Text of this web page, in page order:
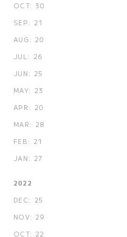
OCT: 30
SEP: 21
AUG: 20
JUL: 26
JUN: 25
MAY: 23
APR: 20
MAR: 28
FEB: 21
JAN: 27
2022
DEC: 25
NOV: 29
OCT: 22